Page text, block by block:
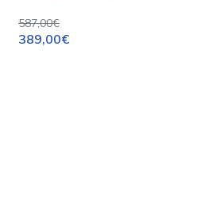
587,00€
389,00€